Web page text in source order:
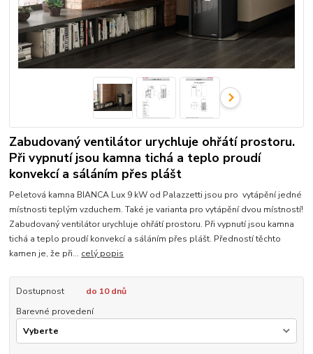
Zabudovaný ventilátor urychluje ohřátí prostoru.
Při vypnutí jsou kamna tichá a teplo proudí
konvekcí a sáláním přes plášt
Peletová kamna BIANCA Lux 9 kW od Palazzetti jsou pro vytápění jedné
místnosti teplým vzduchem. Také je varianta pro vytápění dvou místností!
Zabudovaný ventilátor urychluje ohřátí prostoru. Při vypnutí jsou kamna
tichá a teplo proudí konvekcí a sáláním přes plášt. Předností těchto
kamen je, že při... celý popis
Dostupnost
do 10 dnů
Barevné provedení